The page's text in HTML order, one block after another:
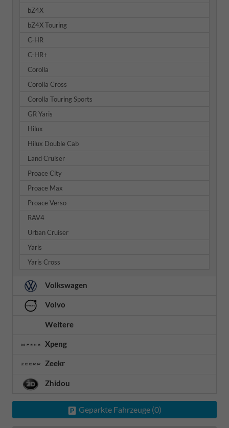
bZ4X
bZ4X Touring
C-HR
C-HR+
Corolla
Corolla Cross
Corolla Touring Sports
GR Yaris
Hilux
Hilux Double Cab
Land Cruiser
Proace City
Proace Max
Proace Verso
RAV4
Urban Cruiser
Yaris
Yaris Cross
Volkswagen
Volvo
Weitere
Xpeng
Zeekr
Zhidou
Geparkte Fahrzeuge (0)